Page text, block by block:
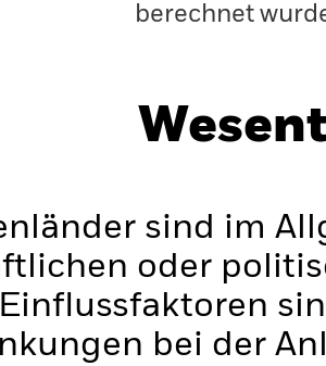
berechnet
sind im
oder
bei der